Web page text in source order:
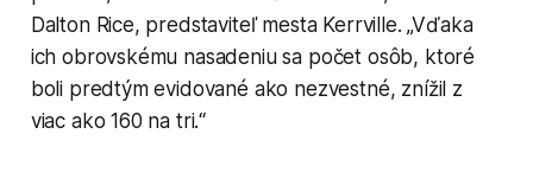
Dalton Rice, predstaviteľ mesta Kerrville. „Vďaka
ich obrovskému nasadeniu sa počet osôb, ktoré
boli predtým evidované ako nezvestné, znížil z
viac ako 160 na tri.“